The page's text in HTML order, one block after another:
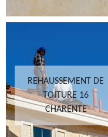
REHAUSSEMENT DE
TOITURE 16
CHARENTE